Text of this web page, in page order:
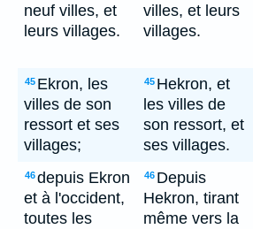
neuf villes, et
leurs villages.
villes, et leurs
villages.
45 Ekron, les
villes de son
ressort et ses
villages;
45 Hekron, et
les villes de
son ressort, et
ses villages.
46depuis Ekron
et à l'occident,
toutes les
46 Depuis
Hekron, tirant
même vers la